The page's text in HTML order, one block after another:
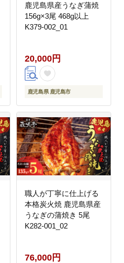
鹿児島県産うなぎ蒲焼
156g×3尾 468g以上
K379-002_01
20,000円
鹿児島県 鹿児島市
職人が丁寧に仕上げる
本格炭火焼 鹿児島県産
うなぎの蒲焼き 5尾
K282-001_02
76,000円